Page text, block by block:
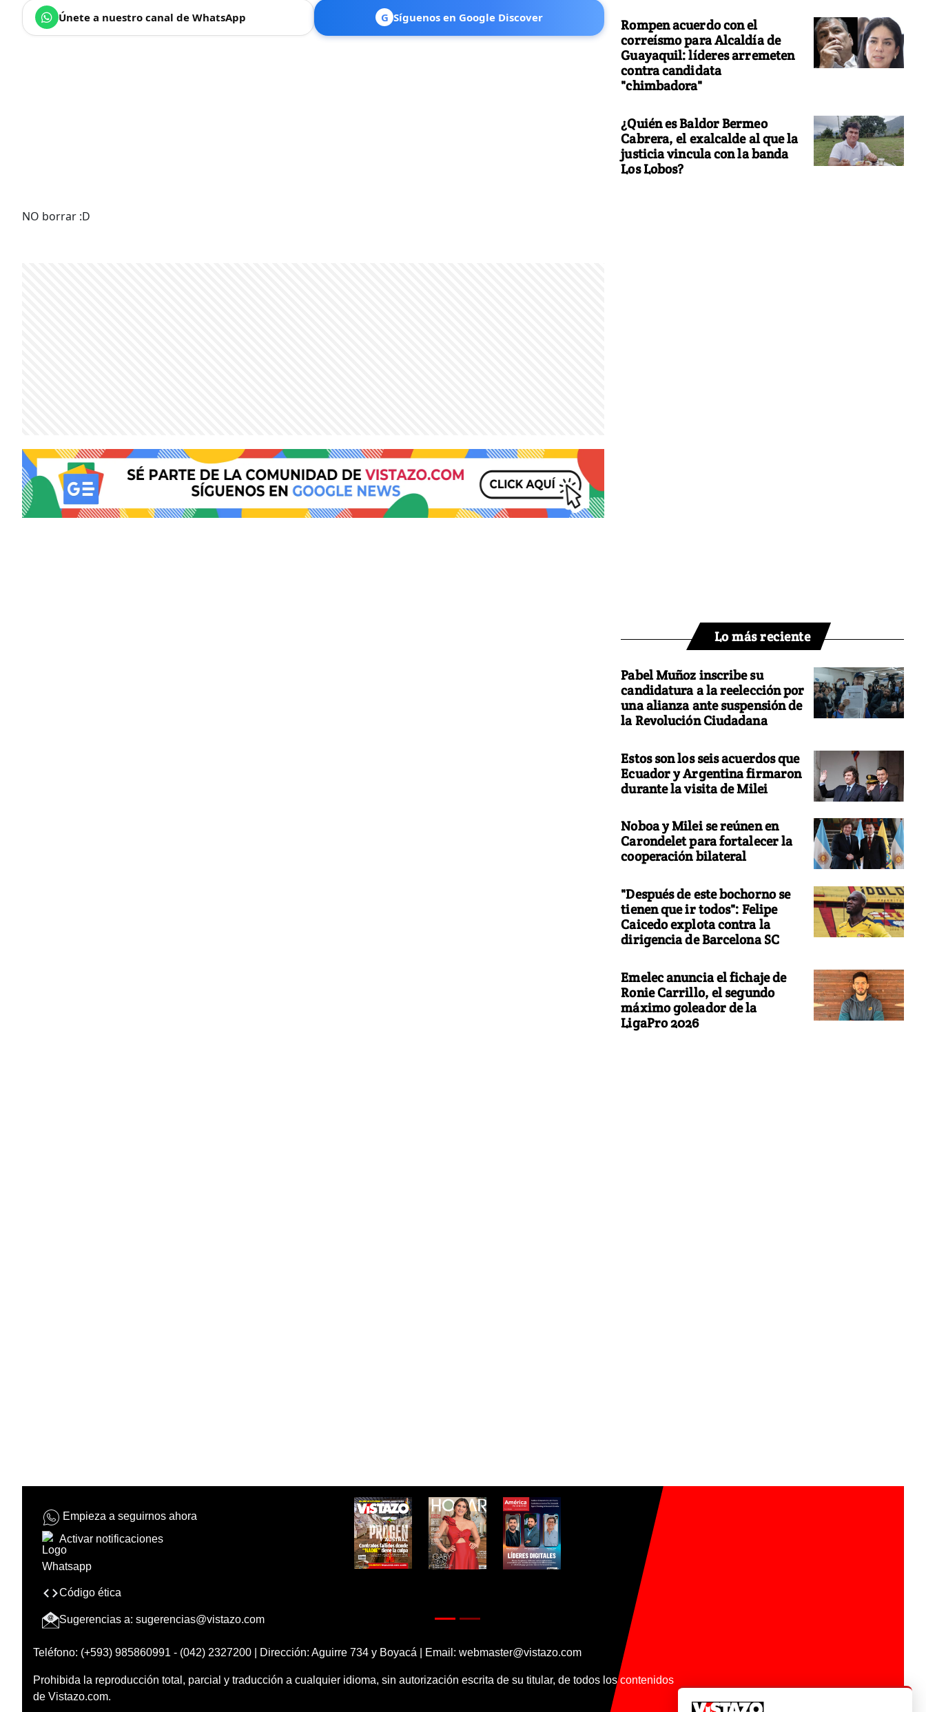
Únete a nuestro canal de WhatsApp G Síguenos en Google Discover
NO borrar :D
Rompen acuerdo con el
correísmo para Alcaldía de
Guayaquil: líderes arremeten
contra candidata
"chimbadora"
¿Quién es Baldor Bermeo
Cabrera, el exalcalde al que la
justicia vincula con la banda
Los Lobos?
Lo más reciente
Pabel Muñoz inscribe su
candidatura a la reelección por
una alianza ante suspensión de
la Revolución Ciudadana
Estos son los seis acuerdos que
Ecuador y Argentina firmaron
durante la visita de Milei
Noboa y Milei se reúnen en
Carondelet para fortalecer la
cooperación bilateral
"Después de este bochorno se
tienen que ir todos": Felipe
Caicedo explota contra la
dirigencia de Barcelona SC
Emelec anuncia el fichaje de
Ronie Carrillo, el segundo
máximo goleador de la
LigaPro 2026
Empieza a seguirnos ahora
Activar notificaciones
Código ética
Sugerencias a: sugerencias@vistazo.com
Teléfono: (+593) 985860991 - (042) 2327200 | Dirección: Aguirre 734 y Boyacá | Email: webmaster@vistazo.com
Prohibida la reproducción total, parcial y traducción a cualquier idioma, sin autorización escrita de su titular, de todos los contenidos
de Vistazo.com.